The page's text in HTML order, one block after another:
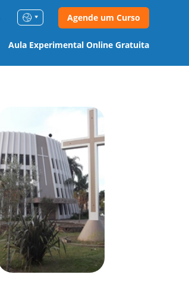
Aula Experimental Online Gratuita
Agende um Curso